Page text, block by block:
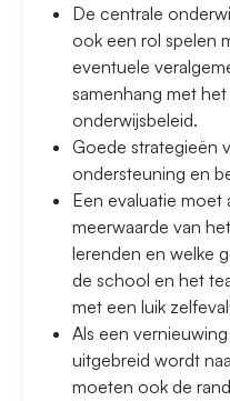
De centrale
ook een rol spelen
eventuele
samenhang met
onderwijsbeleid.
Goede strategieën
ondersteuning en
Een evaluatie moet
meerwaarde van
lerenden en welke
de school en het
met een luik
Als een
uitgebreid wordt
moeten ook de